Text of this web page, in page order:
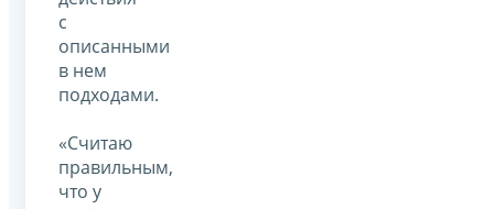
с
описанными
в нем
подходами.
«Считаю
правильным,
что у